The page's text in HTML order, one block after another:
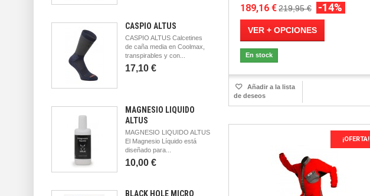
CASPIO ALTUS
CASPIO ALTUS Calcetines
de caña media en Coolmax,
transpirables y con...
17,10 €
MAGNESIO LIQUIDO
ALTUS
MAGNESIO LIQUIDO ALTUS
El Magnesio Líquido está
diseñado para...
10,00 €
BLACK HOLE MICRO
189,16 €219,95 € -14%
VER + OPCIONES
En stock
Añadir a la lista
de deseos
¡OFERTA!